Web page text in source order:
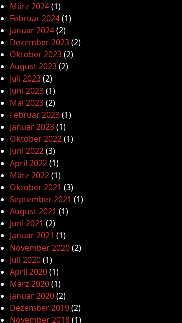
März 2024(1)
Februar 2024(1)
Januar 2024(2)
Dezember 2023(2)
Oktober 2023(2)
August 2023(2)
Juli 2023(2)
Juni 2023(1)
Mai 2023(2)
Februar 2023(1)
Januar 2023(1)
Oktober 2022(1)
Juni 2022(3)
April 2022(1)
März 2022(1)
Oktober 2021 (3)
September 2021 (1)
August 2021 (1)
Juni 2021 (2)
Januar 2021 (1)
November 2020(2)
Juli 2020(1)
April 2020(1)
März 2020(1)
Januar 2020(2)
Dezember 2019(2)
November 2018(1)